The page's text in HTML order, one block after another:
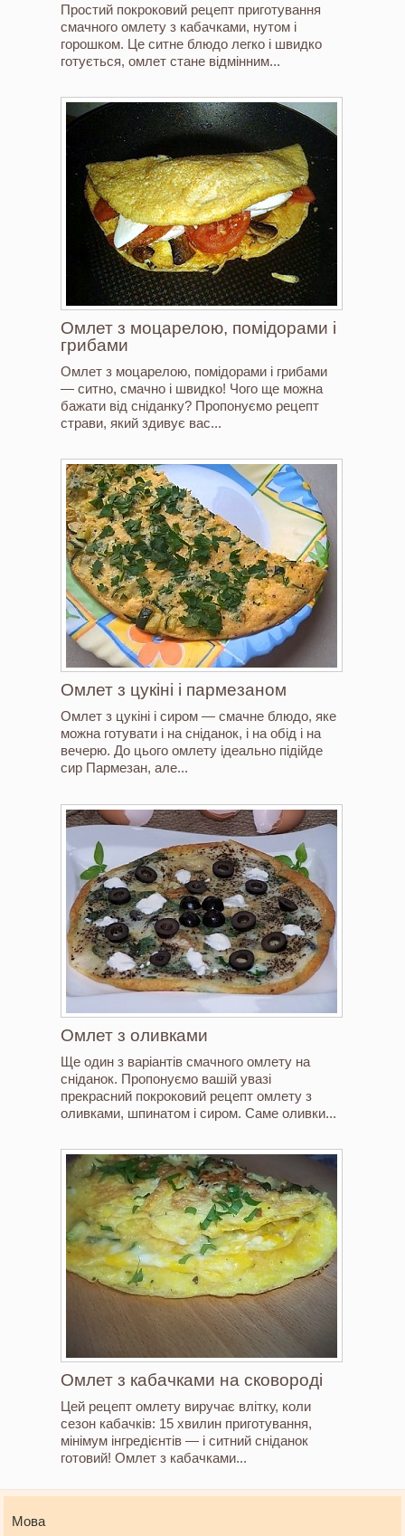
Простий покроковий рецепт приготування
смачного омлету з кабачками, нутом і
горошком. Це ситне блюдо легко і швидко
готується, омлет стане відмінним...
Омлет з моцарелою, помідорами і
грибами
Омлет з моцарелою, помідорами і грибами
— ситно, смачно і швидко! Чого ще можна
бажати від сніданку? Пропонуємо рецепт
страви, який здивує вас...
Омлет з цукіні і пармезаном
Омлет з цукіні і сиром — смачне блюдо, яке
можна готувати і на сніданок, і на обід і на
вечерю. До цього омлету ідеально підійде
сир Пармезан, але...
Омлет з оливками
Ще один з варіантів смачного омлету на
сніданок. Пропонуємо вашій увазі
прекрасний покроковий рецепт омлету з
оливками, шпинатом і сиром. Саме оливки...
Омлет з кабачками на сковороді
Цей рецепт омлету виручає влітку, коли
сезон кабачків: 15 хвилин приготування,
мінімум інгредієнтів — і ситний сніданок
готовий! Омлет з кабачками...
Мова